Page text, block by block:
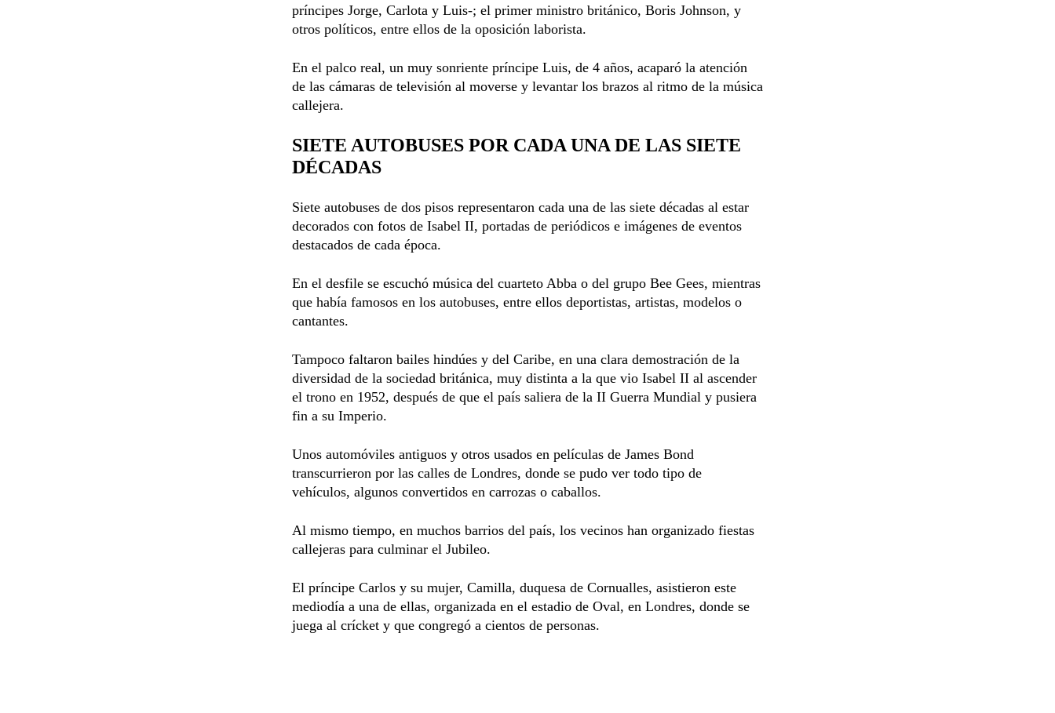
príncipes Jorge, Carlota y Luis-; el primer ministro británico, Boris Johnson, y
otros políticos, entre ellos de la oposición laborista.
En el palco real, un muy sonriente príncipe Luis, de 4 años, acaparó la atención
de las cámaras de televisión al moverse y levantar los brazos al ritmo de la música
callejera.
SIETE AUTOBUSES POR CADA UNA DE LAS SIETE
DÉCADAS
Siete autobuses de dos pisos representaron cada una de las siete décadas al estar
decorados con fotos de Isabel II, portadas de periódicos e imágenes de eventos
destacados de cada época.
En el desfile se escuchó música del cuarteto Abba o del grupo Bee Gees, mientras
que había famosos en los autobuses, entre ellos deportistas, artistas, modelos o
cantantes.
Tampoco faltaron bailes hindúes y del Caribe, en una clara demostración de la
diversidad de la sociedad británica, muy distinta a la que vio Isabel II al ascender
el trono en 1952, después de que el país saliera de la II Guerra Mundial y pusiera
fin a su Imperio.
Unos automóviles antiguos y otros usados en películas de James Bond
transcurrieron por las calles de Londres, donde se pudo ver todo tipo de
vehículos, algunos convertidos en carrozas o caballos.
Al mismo tiempo, en muchos barrios del país, los vecinos han organizado fiestas
callejeras para culminar el Jubileo.
El príncipe Carlos y su mujer, Camilla, duquesa de Cornualles, asistieron este
mediodía a una de ellas, organizada en el estadio de Oval, en Londres, donde se
juega al crícket y que congregó a cientos de personas.